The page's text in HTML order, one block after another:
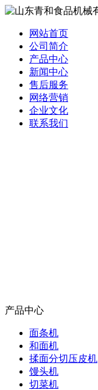
网站首页
公司简介
产品中心
新闻中心
售后服务
网络营销
企业文化
联系我们
产品中心
面条机
和面机
揉面分切压皮机
馒头机
切菜机